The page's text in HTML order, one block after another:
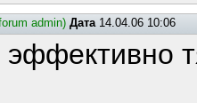
admin) Дата14.04.06 10:06